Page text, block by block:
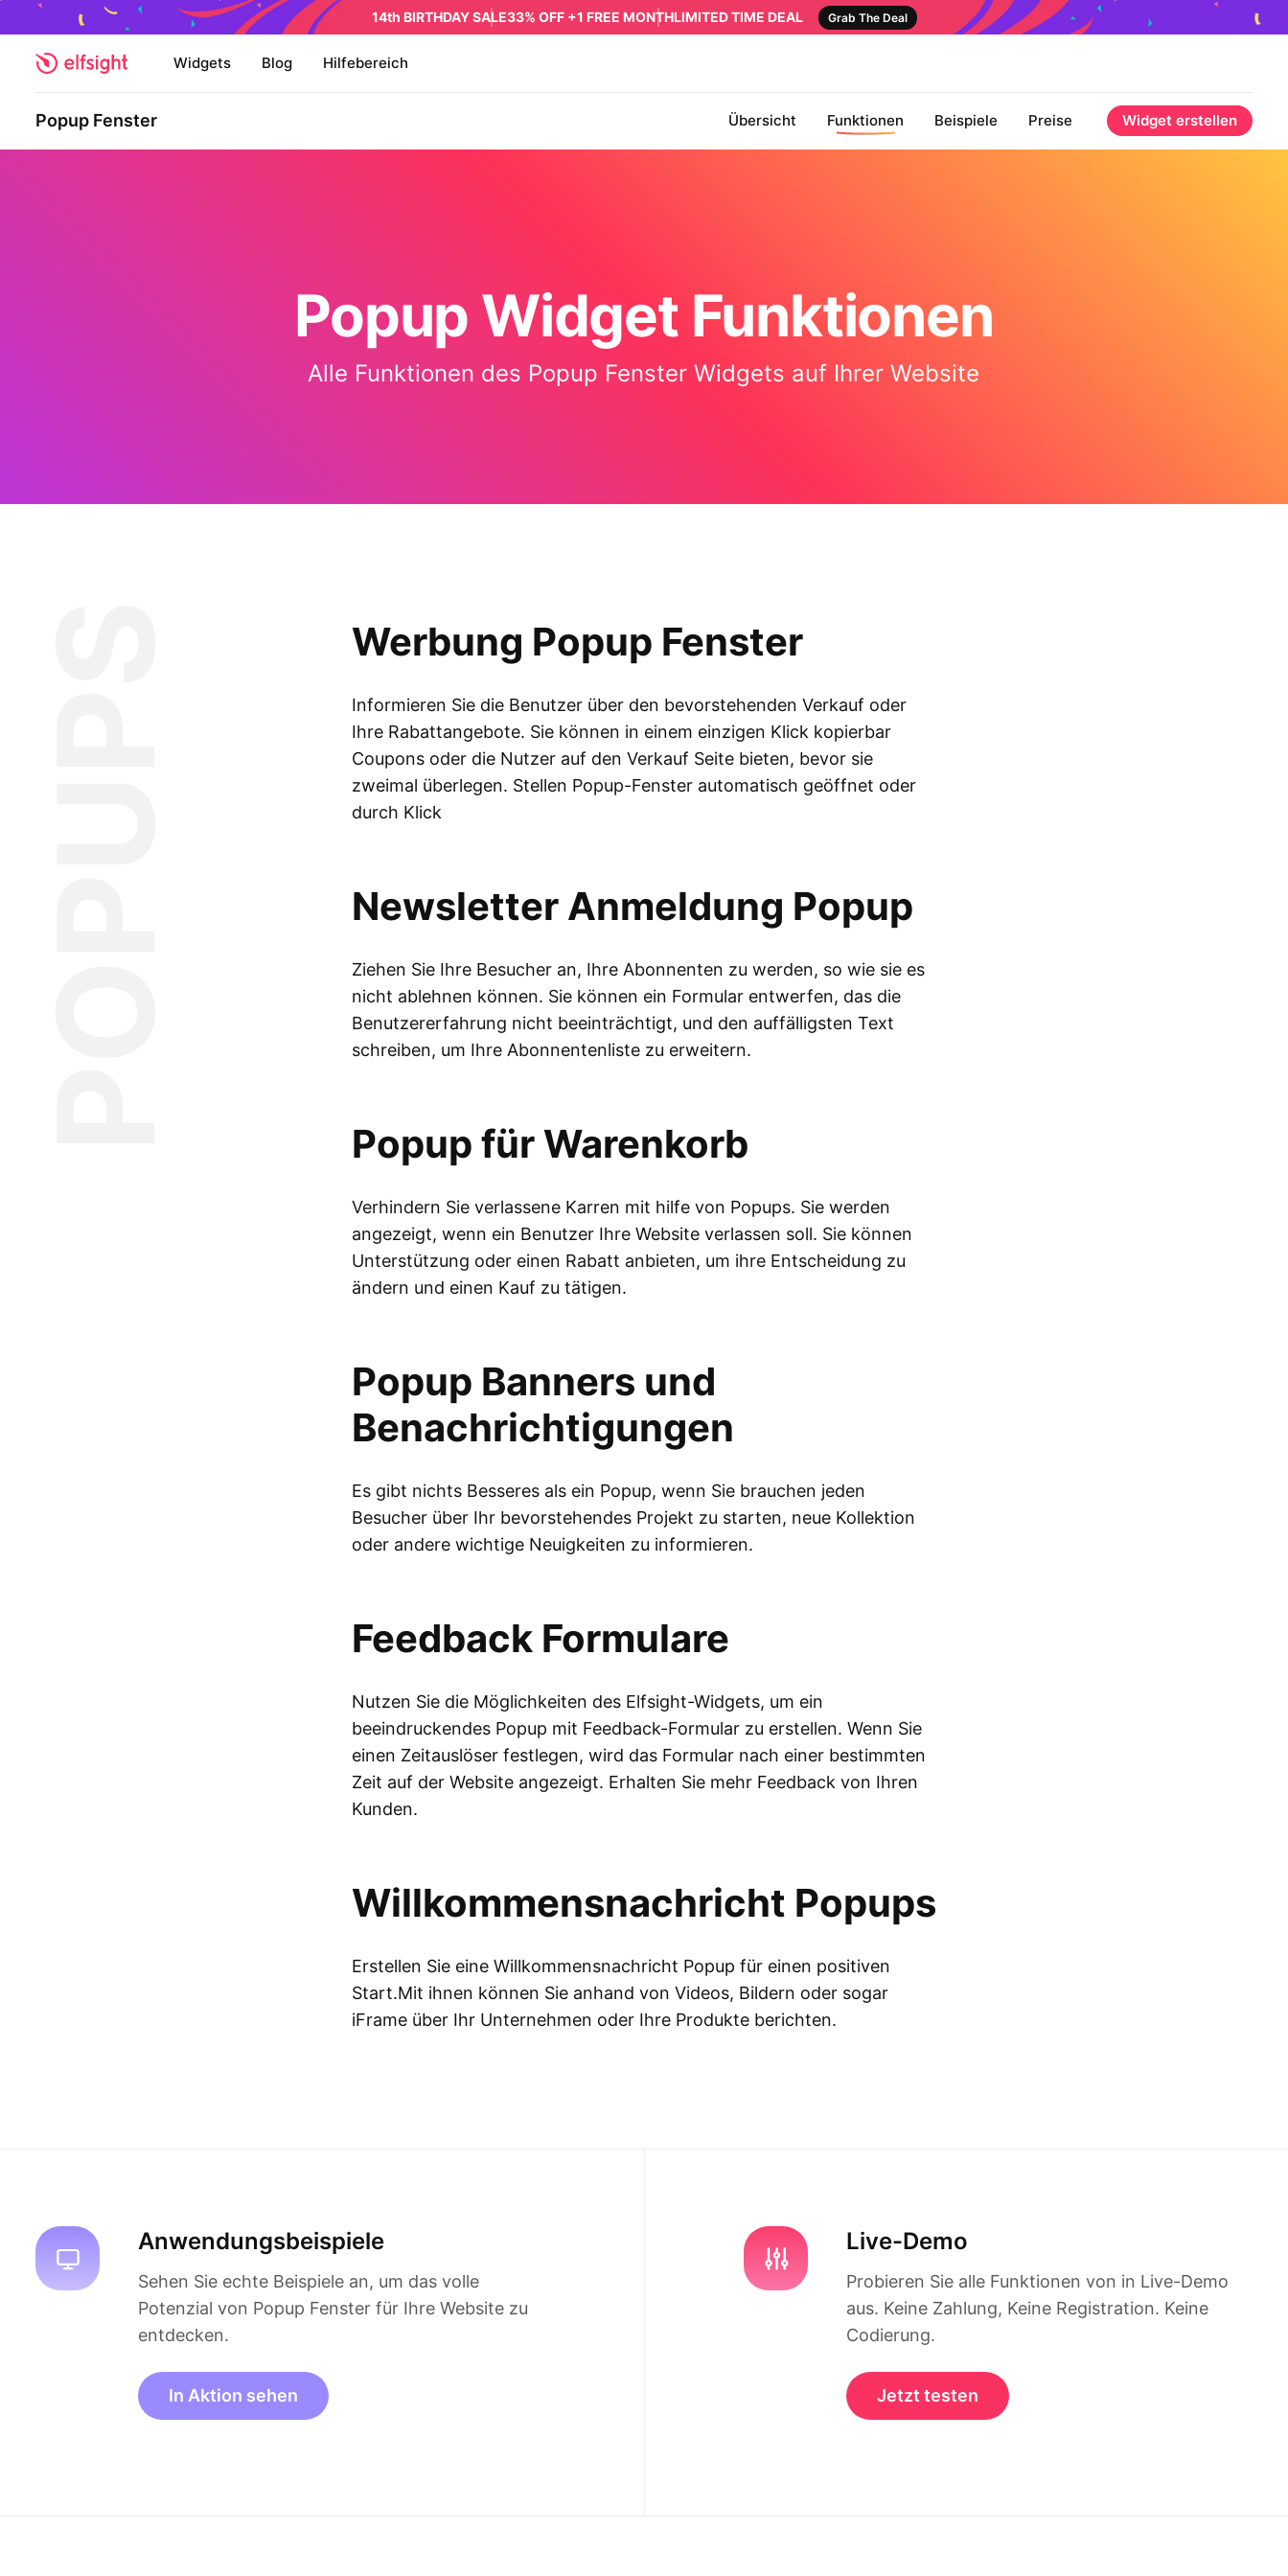
14th BIRTHDAY SALE33% OFF +1 FREE MONTHLIMITED TIME DEAL Grab The Deal
Widgets Blog Hilfebereich
Popup Fenster Übersicht Funktionen Beispiele Preise Widget erstellen
Popup Widget Funktionen
Alle Funktionen des Popup Fenster Widgets auf Ihrer Website
Werbung Popup Fenster
Informieren Sie die Benutzer über den bevorstehenden Verkauf oder
Ihre Rabattangebote. Sie können in einem einzigen Klick kopierbar
Coupons oder die Nutzer auf den Verkauf Seite bieten, bevor sie
zweimal überlegen. Stellen Popup-Fenster automatisch geöffnet oder
durch Klick
Newsletter Anmeldung Popup
Ziehen Sie Ihre Besucher an, Ihre Abonnenten zu werden, so wie sie es
nicht ablehnen können. Sie können ein Formular entwerfen, das die
Benutzererfahrung nicht beeinträchtigt, und den auffälligsten Text
schreiben, um Ihre Abonnentenliste zu erweitern.
Popup für Warenkorb
Verhindern Sie verlassene Karren mit hilfe von Popups. Sie werden
angezeigt, wenn ein Benutzer Ihre Website verlassen soll. Sie können
Unterstützung oder einen Rabatt anbieten, um ihre Entscheidung zu
ändern und einen Kauf zu tätigen.
Popup Banners und
Benachrichtigungen
Es gibt nichts Besseres als ein Popup, wenn Sie brauchen jeden
Besucher über Ihr bevorstehendes Projekt zu starten, neue Kollektion
oder andere wichtige Neuigkeiten zu informieren.
Feedback Formulare
Nutzen Sie die Möglichkeiten des Elfsight-Widgets, um ein
beeindruckendes Popup mit Feedback-Formular zu erstellen. Wenn Sie
einen Zeitauslöser festlegen, wird das Formular nach einer bestimmten
Zeit auf der Website angezeigt. Erhalten Sie mehr Feedback von Ihren
Kunden.
Willkommensnachricht Popups
Erstellen Sie eine Willkommensnachricht Popup für einen positiven
Start.Mit ihnen können Sie anhand von Videos, Bildern oder sogar
iFrame über Ihr Unternehmen oder Ihre Produkte berichten.
Anwendungsbeispiele
Sehen Sie echte Beispiele an, um das volle
Potenzial von Popup Fenster für Ihre Website zu
entdecken.
In Aktion sehen
Live-Demo
Probieren Sie alle Funktionen von in Live-Demo
aus. Keine Zahlung, Keine Registration. Keine
Codierung.
Jetzt testen